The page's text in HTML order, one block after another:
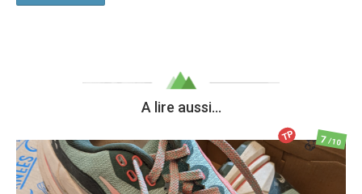
A lire aussi...
7/10
TP